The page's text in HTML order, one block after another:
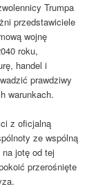
Trumpa
przedstawiciele
wojnę
roku,
handel i
prawdziwy
warunkach.
z oficjalną
ze wspólną
jotę od tej
przerośnięte